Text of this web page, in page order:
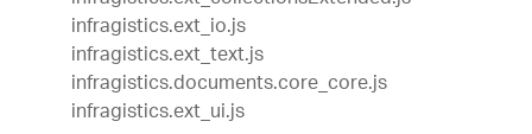
infragistics.ext_io.js
infragistics.ext_text.js
infragistics.documents.core_core.js
infragistics.ext_ui.js